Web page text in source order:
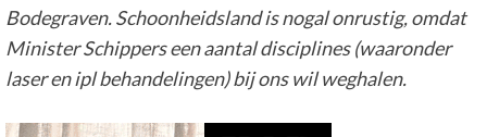
Bodegraven. Schoonheidsland is nogal onrustig, omdat
Minister Schippers een aantal disciplines (waaronder
laser en ipl behandelingen) bij ons wil weghalen.